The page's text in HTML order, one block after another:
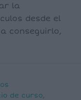
la
desde el
conseguirlo,
de curso,